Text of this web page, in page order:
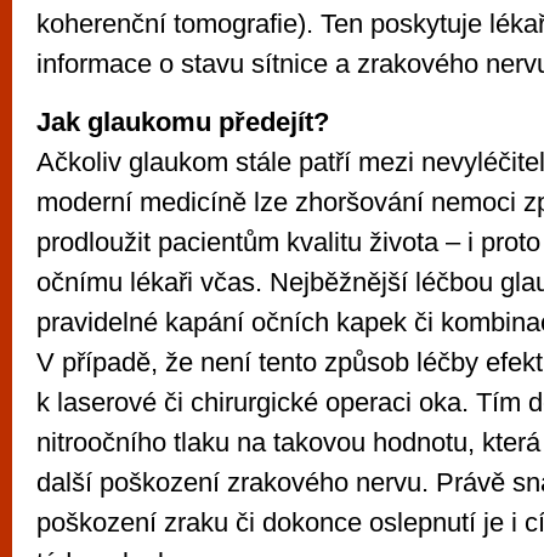
koherenční tomografie). Ten poskytuje
informace o stavu sítnice a zrakového
Jak glaukomu předejít?
Ačkoliv glaukom stále patří mezi
moderní medicíně lze zhoršování nemoci
prodloužit pacientům kvalitu života – i
očnímu lékaři včas. Nejběžnější léčbou
pravidelné kapání očních kapek či
V případě, že není tento způsob léčby
k laserové či chirurgické operaci oka. Tím
nitroočního tlaku na takovou hodnotu,
další poškození zrakového nervu. Právě
poškození zraku či dokonce oslepnutí je i